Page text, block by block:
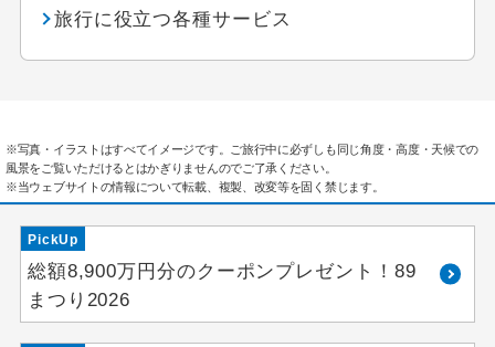
旅行に役立つ各種サービス
※写真・イラストはすべてイメージです。ご旅行中に必ずしも同じ角度・高度・天候での
風景をご覧いただけるとはかぎりませんのでご了承ください。
※当ウェブサイトの情報について転載、複製、改変等を固く禁じます。
PickUp
総額8,900万円分のクーポンプレゼント！89
まつり2026